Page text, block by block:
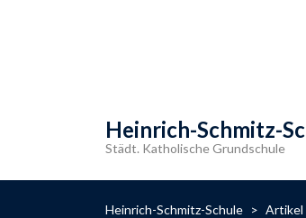
Heinrich-Schmitz-
Städt. Katholische Grundschule
Heinrich-Schmitz-Schule > Artikel